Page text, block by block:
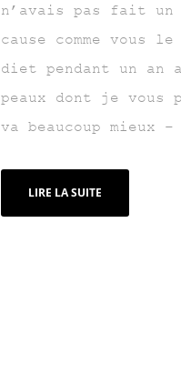
n’avais pas fait
cause comme vous
diet pendant un an
peaux dont je vous
va beaucoup mieux
LIRE LA SUITE